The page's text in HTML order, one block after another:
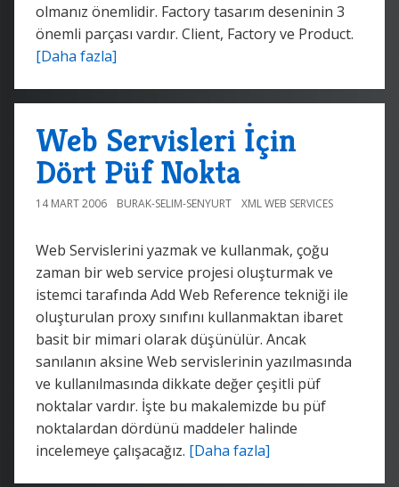
olmanız önemlidir. Factory tasarım deseninin 3
önemli parçası vardır. Client, Factory ve Product.
[Daha fazla]
Web Servisleri İçin
Dört Püf Nokta
14 MART 2006 BURAK-SELIM-SENYURT XML WEB SERVICES
Web Servislerini yazmak ve kullanmak, çoğu
zaman bir web service projesi oluşturmak ve
istemci tarafında Add Web Reference tekniği ile
oluşturulan proxy sınıfını kullanmaktan ibaret
basit bir mimari olarak düşünülür. Ancak
sanılanın aksine Web servislerinin yazılmasında
ve kullanılmasında dikkate değer çeşitli püf
noktalar vardır. İşte bu makalemizde bu püf
noktalardan dördünü maddeler halinde
incelemeye çalışacağız. [Daha fazla]